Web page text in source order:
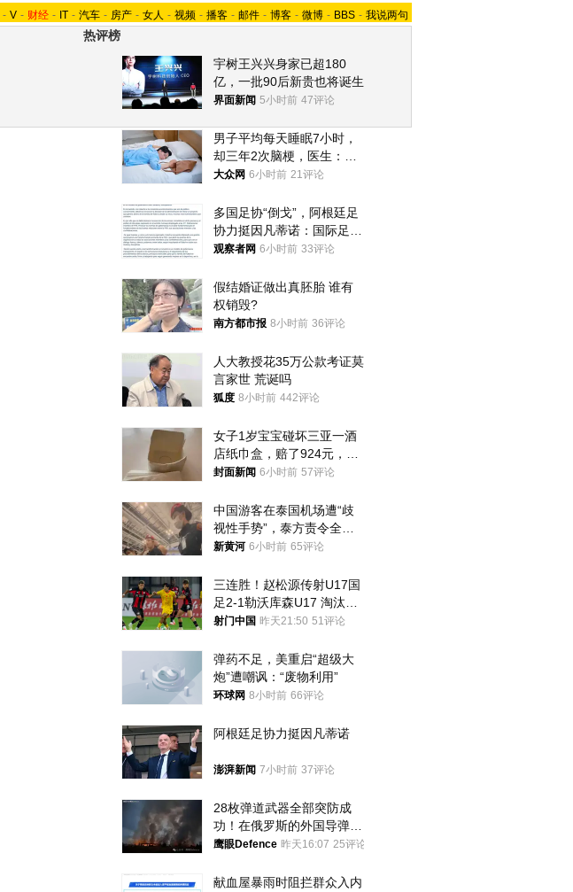
- V - 财经 - IT - 汽车 - 房产 - 女人 - 视频 - 播客 - 邮件 - 博客 - 微博 - BBS - 我说两句
热评榜
宇树王兴兴身家已超180
亿，一批90后新贵也将诞生
界面新闻 5小时前 47评论
男子平均每天睡眠7小时，
却三年2次脑梗，医生：这
样睡觉更伤身
大众网 6小时前 21评论
多国足协“倒戈”，阿根廷足
协力挺因凡蒂诺：国际足联
今后应继续在其领导下前行
观察者网 6小时前 33评论
假结婚证做出真胚胎 谁有
权销毁?
南方都市报 8小时前 36评论
人大教授花35万公款考证莫
言家世 荒诞吗
狐度 8小时前 442评论
女子1岁宝宝碰坏三亚一酒
店纸巾盒，赔了924元，发
帖吐槽后酒店退还一半的
封面新闻 6小时前 57评论
中国游客在泰国机场遭“歧
视性手势”，泰方责令全面
调查，对责任人采取最严厉
新黄河 6小时前 65评论
三连胜！赵松源传射U17国
足2-1勒沃库森U17 淘汰赛
将战河床
射门中国 昨天21:50 51评论
弹药不足，美重启“超级大
炮”遭嘲讽：“废物利用”
环球网 8小时前 66评论
阿根廷足协力挺因凡蒂诺
澎湃新闻 7小时前 37评论
28枚弹道武器全部突防成
功！在俄罗斯的外国导弹发
射车都是合法打击目标
鹰眼Defence 昨天16:07 25评论
献血屋暴雨时阻拦群众入内